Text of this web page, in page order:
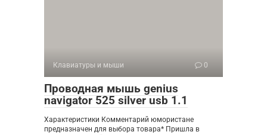
Клавиатуры и мыши 0
Проводная мышь genius
navigator 525 silver usb 1.1
Характеристики Комментарий юмористане
предназначен для выбора товара* Пришла в